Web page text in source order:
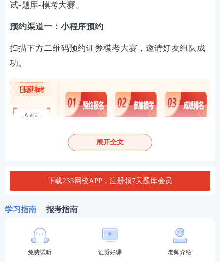
试-题库-模考大赛。
预约渠道一：小程序预约
扫描下方二维码预约证券模考大赛，邀请好友组队成
功。
预约渠道二：APP预约
第一步：下载233网校APP
展开全文
下载233网校APP，注册领7天题库会员
学习指南 报考指南
免费试听 证券好课 老师介绍